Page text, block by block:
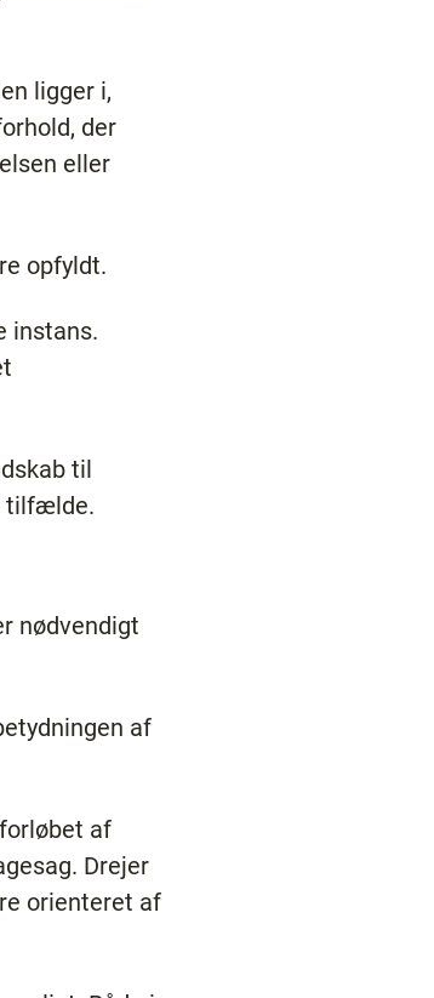
ligger i,
der
eller
opfyldt.
instans.
til
tilfælde.
nødvendigt
af
af
Drejer
orienteret af